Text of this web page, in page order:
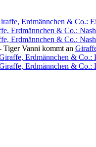
Erdmännchen & Co.:
Erdmännchen & Co.:
Erdmännchen & Co.:
Erdmännchen & Co.:
Erdmännchen & Co.: